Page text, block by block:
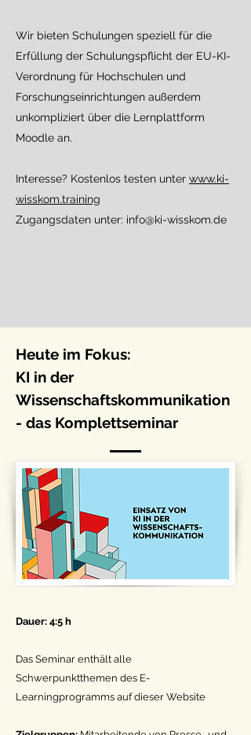
Wir bieten Schulungen speziell für die
Erfüllung der Schulungspflicht der EU-KI-
Verordnung für Hochschulen und
Forschungseinrichtungen außerdem
unkompliziert über die Lernplattform
Moodle an.
Interesse? Kostenlos testen unter www.ki-
wisskom.training
Zugangsdaten unter: info@ki-wisskom.de
Heute im Fokus:
KI in der
Wissenschaftskommunikation
- das Komplettseminar
Dauer: 4:5 h
Das Seminar enthält alle
Schwerpunktthemen des E-
Learningprogramms auf dieser Website